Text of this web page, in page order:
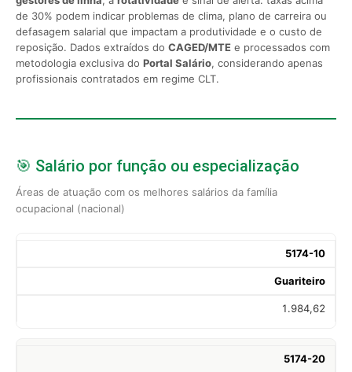
de 30% podem indicar problemas de clima, plano de carreira ou
defasagem salarial que impactam a produtividade e o custo de
reposição. Dados extraídos do CAGED/MTE e processados com
metodologia exclusiva do Portal Salário, considerando apenas
profissionais contratados em regime CLT.
🎯 Salário por função ou especialização
Áreas de atuação com os melhores salários da família
ocupacional (nacional)
5174-10
Guariteiro
1.984,62
5174-20